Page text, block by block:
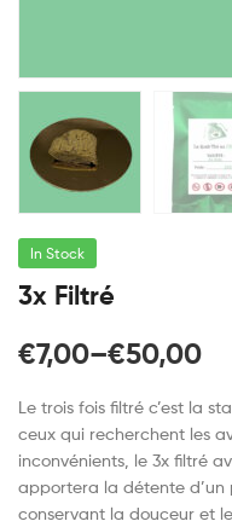
In Stock
3x Filtré
€7,00–€50,00
Le trois fois filtré c’est la
ceux qui recherchent les
inconvénients, le 3x filtré
apportera la détente d’un
conservant la douceur et